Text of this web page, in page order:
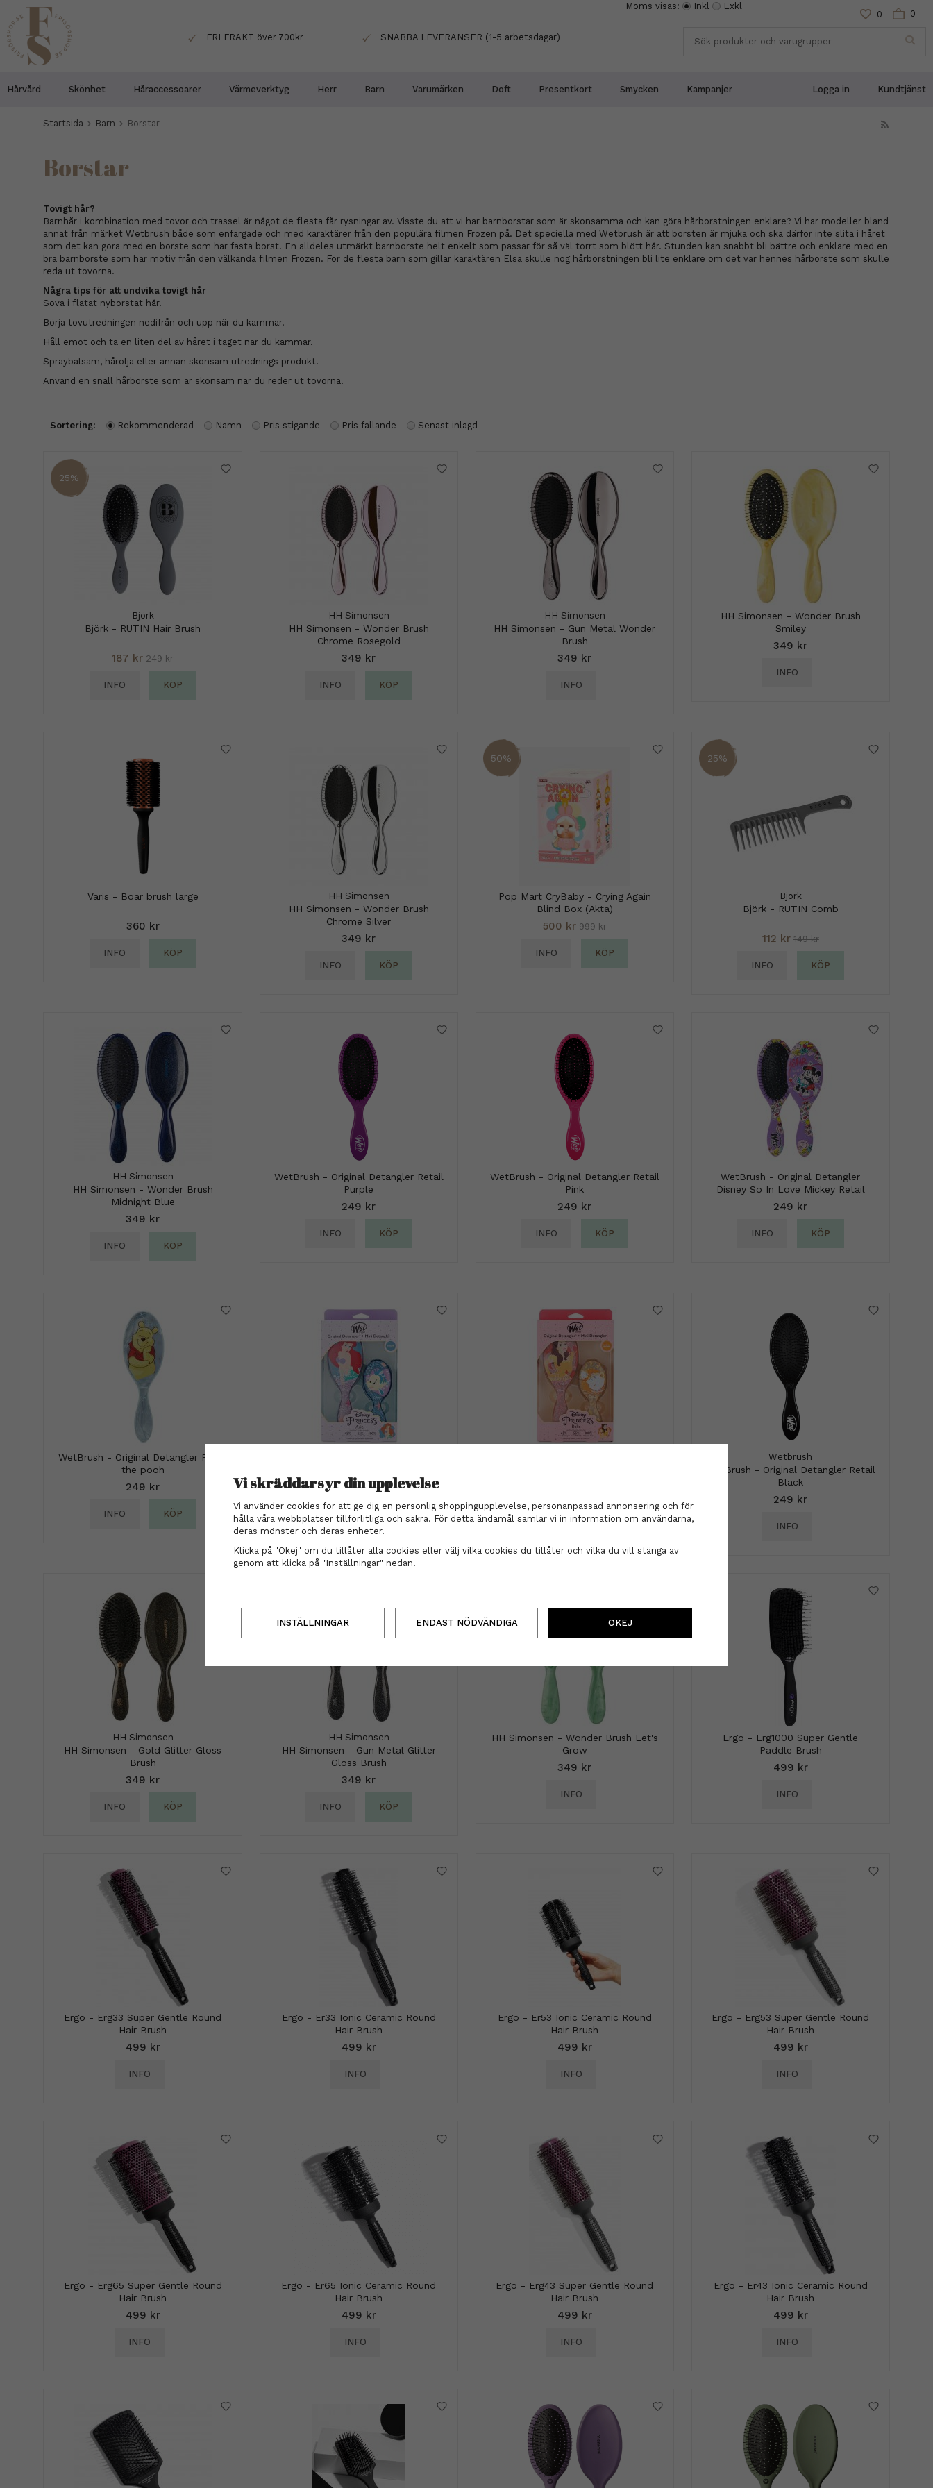
0 0
Moms visas: Inkl Exkl
FRI FRAKT över 700kr SNABBA LEVERANSER (1-5 arbetsdagar)
Hårvård Skönhet Håraccessoarer Värmeverktyg Herr Barn Varumärken Doft Presentkort Smycken Kampanjer Logga in Kundtjänst
Startsida Barn Borstar
Borstar
Tovigt hår?
Barnhår i kombination med tovor och trassel är något de flesta får rysningar av. Visste du att vi har barnborstar som är skonsamma och kan göra hårborstningen enklare? Vi har modeller bland
annat från märket Wetbrush både som enfärgade och med karaktärer från den populära filmen Frozen på. Det speciella med Wetbrush är att borsten är mjuka och ska därför inte slita i håret
som det kan göra med en borste som har fasta borst. En alldeles utmärkt barnborste helt enkelt som passar för så väl torrt som blött hår. Stunden kan snabbt bli bättre och enklare med en
bra barnborste som har motiv från den välkända filmen Frozen. För de flesta barn som gillar karaktären Elsa skulle nog hårborstningen bli lite enklare om det var hennes hårborste som skulle
reda ut tovorna.
Några tips för att undvika tovigt hår
Sova i flätat nyborstat hår.
Börja tovutredningen nedifrån och upp när du kammar.
Håll emot och ta en liten del av håret i taget när du kammar.
Spraybalsam, hårolja eller annan skonsam utrednings produkt.
Använd en snäll hårborste som är skonsam när du reder ut tovorna.
Sortering: Rekommenderad Namn Pris stigande Pris fallande Senast inlagd
25%
Björk
Björk - RUTIN Hair Brush
187 kr 249 kr
INFO KÖP
HH Simonsen
HH Simonsen - Wonder Brush
Chrome Rosegold
349 kr
INFO KÖP
HH Simonsen
HH Simonsen - Gun Metal Wonder
Brush
349 kr
INFO
HH Simonsen - Wonder Brush
Smiley
349 kr
INFO
Varis - Boar brush large
360 kr
INFO KÖP
HH Simonsen
HH Simonsen - Wonder Brush
Chrome Silver
349 kr
INFO KÖP
50%
Pop Mart CryBaby - Crying Again
Blind Box (Äkta)
500 kr 999 kr
INFO KÖP
25%
Björk
Björk - RUTIN Comb
112 kr 149 kr
INFO KÖP
HH Simonsen
HH Simonsen - Wonder Brush
Midnight Blue
349 kr
INFO KÖP
WetBrush - Original Detangler Retail
Purple
249 kr
INFO KÖP
WetBrush - Original Detangler Retail
Pink
249 kr
INFO KÖP
WetBrush - Original Detangler
Disney So In Love Mickey Retail
249 kr
INFO KÖP
WetBrush - Original Detangler Retail
the pooh
249 kr
INFO KÖP
299 kr
INFO KÖP INFO KÖP
Wetbrush
WetBrush - Original Detangler Retail
Black
249 kr
INFO
HH Simonsen
HH Simonsen - Gold Glitter Gloss
Brush
349 kr
INFO KÖP
HH Simonsen
HH Simonsen - Gun Metal Glitter
Gloss Brush
349 kr
INFO KÖP
HH Simonsen - Wonder Brush Let's
Grow
349 kr
INFO
Ergo - Erg1000 Super Gentle
Paddle Brush
499 kr
INFO
Ergo - Erg33 Super Gentle Round
Hair Brush
499 kr
INFO
Ergo - Er33 Ionic Ceramic Round
Hair Brush
499 kr
INFO
Ergo - Er53 Ionic Ceramic Round
Hair Brush
499 kr
INFO
Ergo - Erg53 Super Gentle Round
Hair Brush
499 kr
INFO
Ergo - Erg65 Super Gentle Round
Hair Brush
499 kr
INFO
Ergo - Er65 Ionic Ceramic Round
Hair Brush
499 kr
INFO
Ergo - Erg43 Super Gentle Round
Hair Brush
499 kr
INFO
Ergo - Er43 Ionic Ceramic Round
Hair Brush
499 kr
INFO
Vi skräddarsyr din upplevelse
Vi använder cookies för att ge dig en personlig shoppingupplevelse, personanpassad annonsering och för
hålla våra webbplatser tillförlitliga och säkra. För detta ändamål samlar vi in information om användarna,
deras mönster och deras enheter.
Klicka på "Okej" om du tillåter alla cookies eller välj vilka cookies du tillåter och vilka du vill stänga av
genom att klicka på "Inställningar" nedan.
INSTÄLLNINGAR ENDAST NÖDVÄNDIGA OKEJ